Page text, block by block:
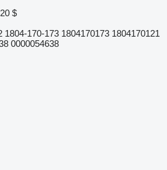
$
170-173 1804170173 1804170121
0000054638